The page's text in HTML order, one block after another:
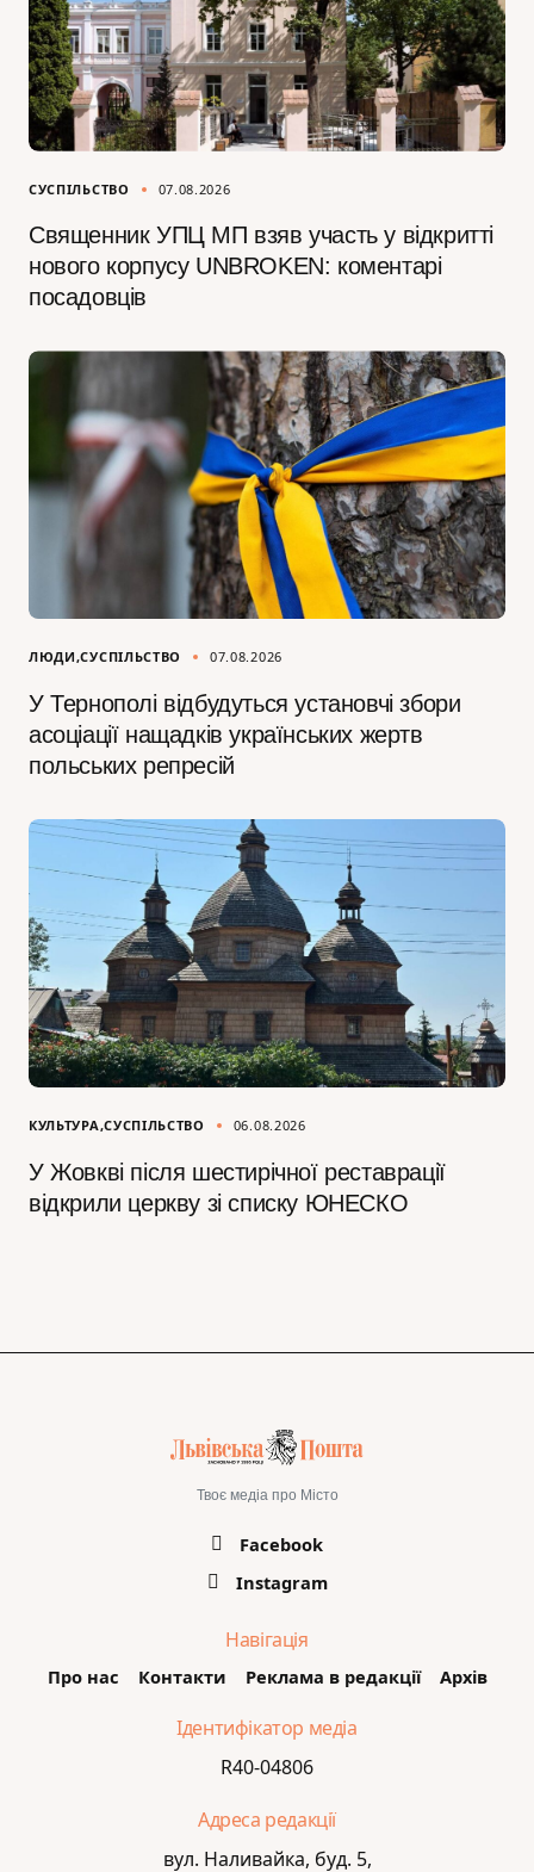
СУСПІЛЬСТВО 07.08.2026
Священник УПЦ МП взяв участь у відкритті
нового корпусу UNBROKEN: коментарі
посадовців
ЛЮДИ СУСПІЛЬСТВО 07.08.2026
У Тернополі відбудуться установчі збори
асоціації нащадків українських жертв
польських репресій
КУЛЬТУРА СУСПІЛЬСТВО 06.08.2026
У Жовкві після шестирічної реставрації
відкрили церкву зі списку ЮНЕСКО
Твоє медіа про Місто
Facebook
Instagram
Навігація
Про нас Контакти Реклама в редакції Архів
Ідентифікатор медіа
R40-04806
Адреса редакції
вул. Наливайка, буд. 5,